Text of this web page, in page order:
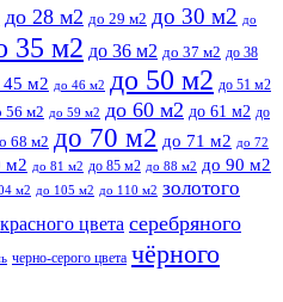
до 28 м2 до 29 м2 до 30 м2 до
35 м2 до 36 м2 до 37 м2 до 38
45 м2 до 46 м2 до 50 м2 до 51 м2
56 м2 до 59 м2 до 60 м2 до 61 м2 до
68 м2 до 70 м2 до 71 м2 до 72
м2 до 81 м2 до 85 м2 до 88 м2 до 90 м2
м2 до 105 м2 до 110 м2 золотого
красного цвета серебряного
черно-серого цвета чёрного